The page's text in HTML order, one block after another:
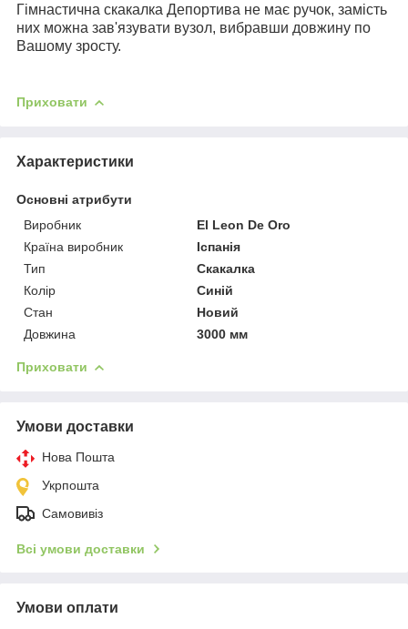
Гімнастична скакалка Депортива не має ручок, замість
них можна зав'язувати вузол, вибравши довжину по
Вашому зросту.
Приховати
Характеристики
Основні атрибути
Виробник
El Leon De Oro
Країна виробник
Іспанія
Тип
Скакалка
Колір
Синій
Стан
Новий
Довжина
3000 мм
Приховати
Умови доставки
Нова Пошта
Укрпошта
Самовивіз
Всі умови доставки
Умови оплати